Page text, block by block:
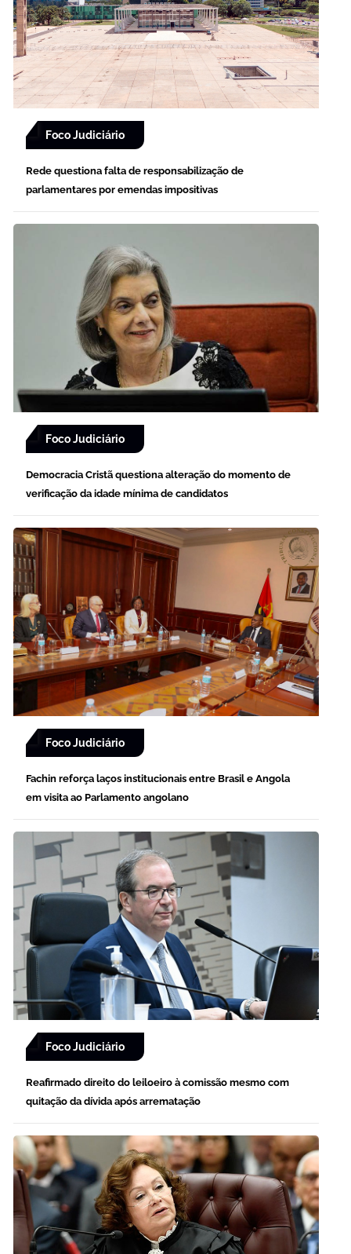
Foco Judiciário
Rede questiona falta de responsabilização de
parlamentares por emendas impositivas
Foco Judiciário
Democracia Cristã questiona alteração do momento de
verificação da idade mínima de candidatos
Foco Judiciário
Fachin reforça laços institucionais entre Brasil e Angola
em visita ao Parlamento angolano
Foco Judiciário
Reafirmado direito do leiloeiro à comissão mesmo com
quitação da dívida após arrematação